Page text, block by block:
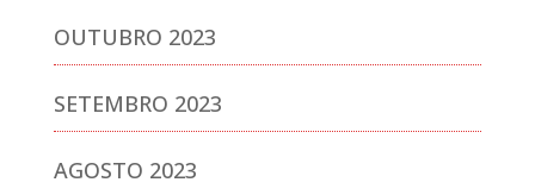
OUTUBRO 2023
SETEMBRO 2023
AGOSTO 2023